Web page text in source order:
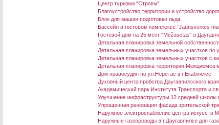
Центр туризма “Стропы”
Благоустройство территории и устройство
Блок для машин подготовки льда
Бассейн в гостевом комплексе “Jaunsventes
Гостевой дом на 25 мест “Mežasētas” в
Детальная планировка земельной
Детальная планировка земельных участков по
Детальная планировка земельных участков с
Детальная планировка территории Межциемса
Дом правосудия по ул.Неретас в г.Екабпилсе
Духовный центр пробства Даугавпилсского
Академический парк Института Транспорта и
Улучшение инфраструктуры 12 средней
Упрощенная реновация фасада зрительской
Наружное электроснабжение центра искусств
Наружные газопроводы в г.Даугавпилсе для